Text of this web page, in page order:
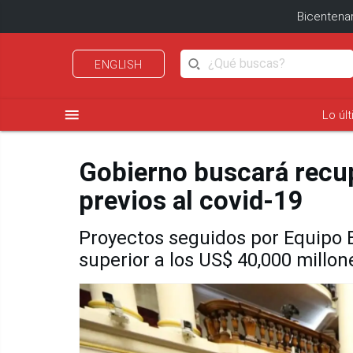
ENGLISH
menu Lo
Gobierno buscará
previos al covid-19
Proyectos seguidos por
superior a los US$ 40,000